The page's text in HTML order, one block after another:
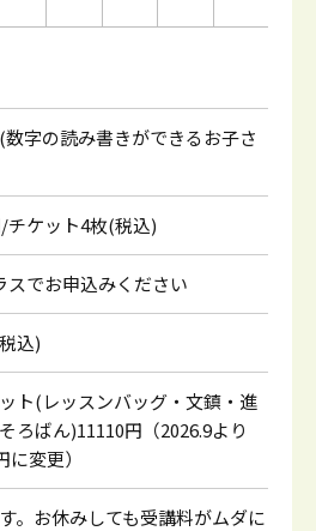
字の読み書きができるお子さ
チケット4枚(税込)
スでお申込みください
込)
ト(レッスンバッグ・文鎮・進
ろばん)11110円（2026.9より
に変更）
。お休みしても受講料がムダに